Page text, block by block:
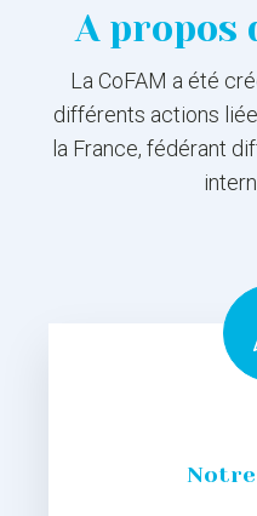
A propos
La CoFAM a été
différents actions
la France, fédérant